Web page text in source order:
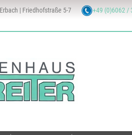
| Friedhofstraße 5-7 +49 (0)6062 /